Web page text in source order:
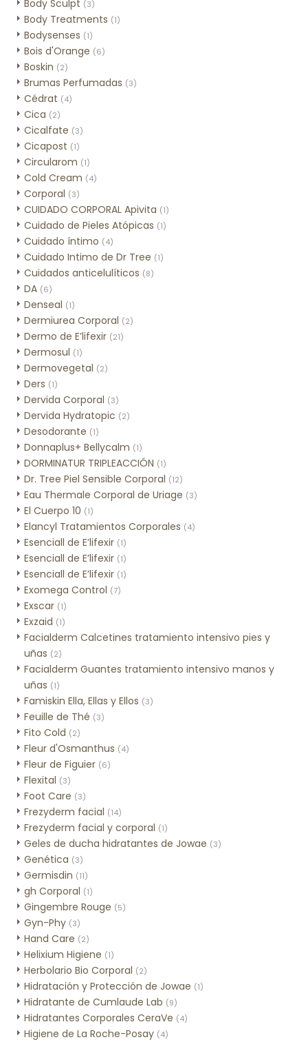
Body Sculpt (3)
Body Treatments (1)
Bodysenses (1)
Bois d'Orange (6)
Boskin (2)
Brumas Perfumadas (3)
Cédrat (4)
Cica (2)
Cicalfate (3)
Cicapost (1)
Circularom (1)
Cold Cream (4)
Corporal (3)
CUIDADO CORPORAL Apivita (1)
Cuidado de Pieles Atópicas (1)
Cuidado íntimo (4)
Cuidado Intimo de Dr Tree (1)
Cuidados anticelulíticos (8)
DA (6)
Denseal (1)
Dermiurea Corporal (2)
Dermo de E’lifexir (21)
Dermosul (1)
Dermovegetal (2)
Ders (1)
Dervida Corporal (3)
Dervida Hydratopic (2)
Desodorante (1)
Donnaplus+ Bellycalm (1)
DORMINATUR TRIPLEACCIÓN (1)
Dr. Tree Piel Sensible Corporal (12)
Eau Thermale Corporal de Uriage (3)
El Cuerpo 10 (1)
Elancyl Tratamientos Corporales (4)
Esenciall de E’lifexir (1)
Esenciall de E’lifexir (1)
Esenciall de E’lifexir (1)
Exomega Control (7)
Exscar (1)
Exzaid (1)
Facialderm Calcetines tratamiento intensivo pies y
uñas (2)
Facialderm Guantes tratamiento intensivo manos y
uñas (1)
Famiskin Ella, Ellas y Ellos (3)
Feuille de Thé (3)
Fito Cold (2)
Fleur d'Osmanthus (4)
Fleur de Figuier (6)
Flexital (3)
Foot Care (3)
Frezyderm facial (14)
Frezyderm facial y corporal (1)
Geles de ducha hidratantes de Jowae (3)
Genética (3)
Germisdin (11)
gh Corporal (1)
Gingembre Rouge (5)
Gyn-Phy (3)
Hand Care (2)
Helixium Higiene (1)
Herbolario Bio Corporal (2)
Hidratación y Protección de Jowae (1)
Hidratante de Cumlaude Lab (9)
Hidratantes Corporales CeraVe (4)
Higiene de La Roche-Posay (4)